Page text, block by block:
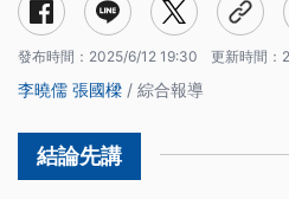
發布時間： 2025/6/12 19:30 更新時間：
李曉儒 張國樑 / 綜合報導